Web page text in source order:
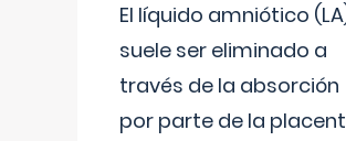
El líquido amniótico
suele ser eliminado a
través de la absorción
por parte de la